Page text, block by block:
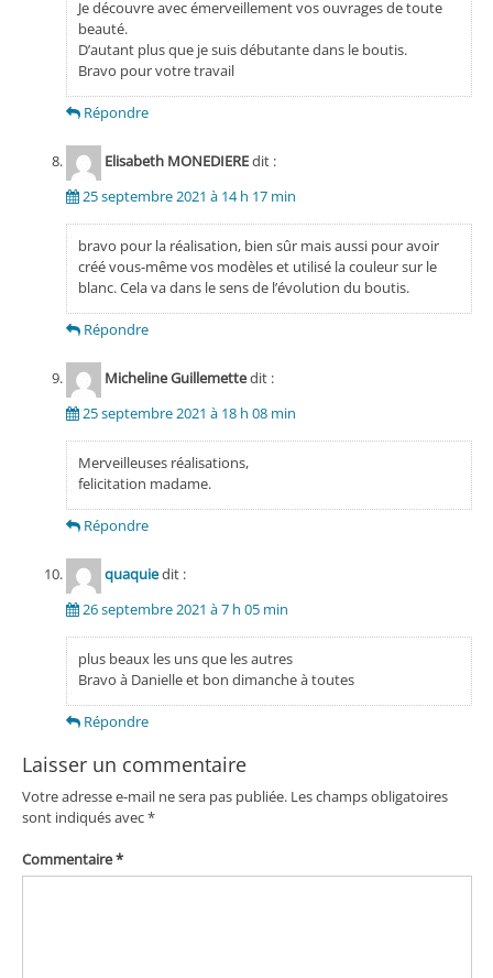
Je découvre avec émerveillement vos ouvrages de toute
beauté.
D’autant plus que je suis débutante dans le boutis.
Bravo pour votre travail
Répondre
Elisabeth MONEDIEREdit :
25 septembre 2021 à 14 h 17 min
bravo pour la réalisation, bien sûr mais aussi pour avoir
créé vous-même vos modèles et utilisé la couleur sur le
blanc. Cela va dans le sens de l’évolution du boutis.
Répondre
Micheline Guillemettedit :
25 septembre 2021 à 18 h 08 min
Merveilleuses réalisations,
felicitation madame.
Répondre
quaquiedit :
26 septembre 2021 à 7 h 05 min
plus beaux les uns que les autres
Bravo à Danielle et bon dimanche à toutes
Répondre
Laisser un commentaire
Votre adresse e-mail ne sera pas publiée. Les champs obligatoires
sont indiqués avec*
Commentaire*